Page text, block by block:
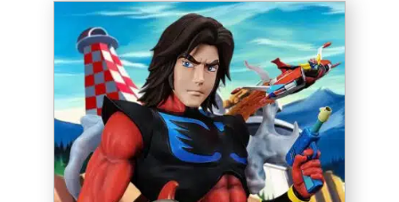
AJOUTER AU PANIER
/
DETAILS